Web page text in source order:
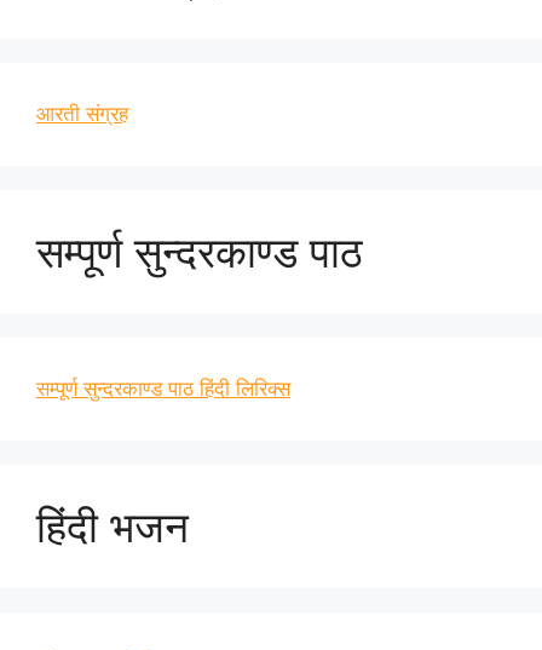
आरती संग्रह
सम्पूर्ण सुन्दरकाण्ड पाठ
सम्पूर्ण सुन्दरकाण्ड पाठ हिंदी लिरिक्स
हिंदी भजन